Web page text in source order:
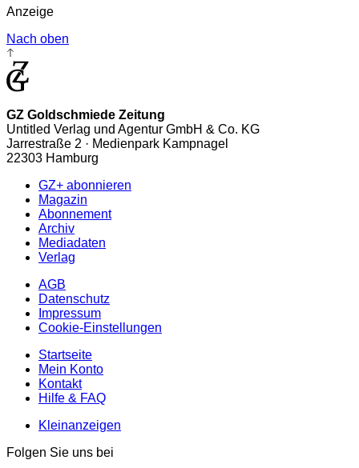
Anzeige
Nach oben
GZ Goldschmiede Zeitung
Untitled Verlag und Agentur GmbH & Co. KG
Jarrestraße 2 · Medienpark Kampnagel
22303 Hamburg
GZ+ abonnieren
Magazin
Abonnement
Archiv
Mediadaten
Verlag
AGB
Datenschutz
Impressum
Cookie-Einstellungen
Startseite
Mein Konto
Kontakt
Hilfe & FAQ
Kleinanzeigen
Folgen Sie uns bei